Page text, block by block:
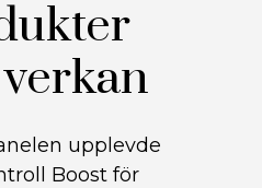
upplevde
Boost för